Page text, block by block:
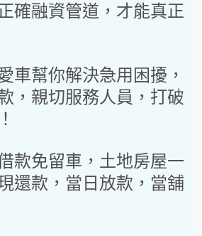
確融資管道，才能真正
車幫你解決急用困擾，
，親切服務人員，打破
款免留車，土地房屋一
還款，當日放款，當舖